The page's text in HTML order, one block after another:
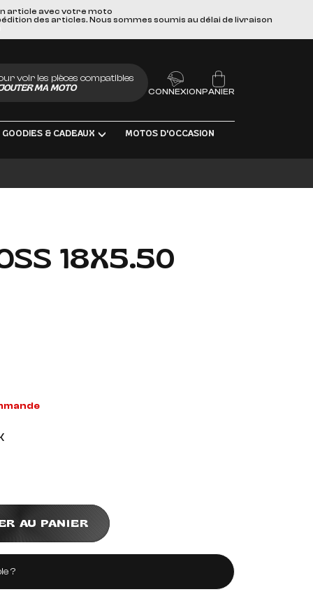
article avec votre moto
des articles. Nous sommes soumis au délai de livraison
voir les pièces compatibles
MA MOTO
CONNEXIONPANIER
GOODIES & CADEAUX MOTOS D'OCCASION
18X5.50
AU PANIER
?